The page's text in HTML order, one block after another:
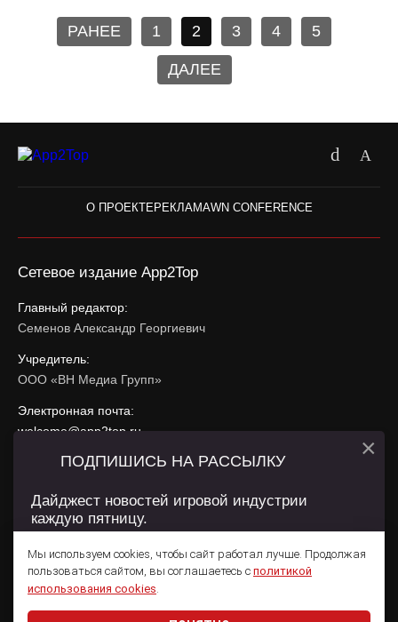
РАНЕЕ 1 2 3 4 5
ДАЛЕЕ
О ПРОЕКТЕРЕКЛАМАWN CONFERENCE
Сетевое издание App2Top
Главный редактор:
Семенов Александр Георгиевич
Учредитель:
ООО «ВН Медиа Групп»
Электронная почта:
welcome@app2top.ru
При использовании материалов активная ссылка на
Сайт использует IP адреса, cookie, данные геолокации
использования содержатся вПолитике конфиденциальностии
Пользовательском соглашении .
Мы используем cookies, чтобы сайт работал лучше. Продолжая
пользоваться сайтом, вы соглашаетесь с политикой
использования cookies.
ПОДПИШИСЬ НА РАССЫЛКУ
Дайджест новостей игровой индустрии
каждую пятницу.
×